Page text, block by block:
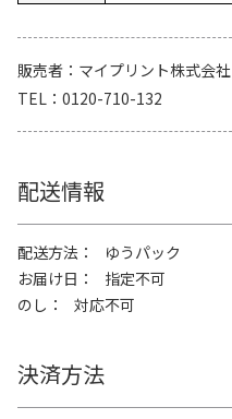
販売者
マイプリント株式会社
TEL
0120-710-132
配送情報
配送方法
ゆうパック
お届け日
指定不可
のし
対応不可
決済方法